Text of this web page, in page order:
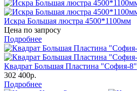
Искра Большая люстра 4500*1100мм
Цена по запросу
Подробнее
Квадрат Большая Пластина "София-8"
302 400р.
Подробнее